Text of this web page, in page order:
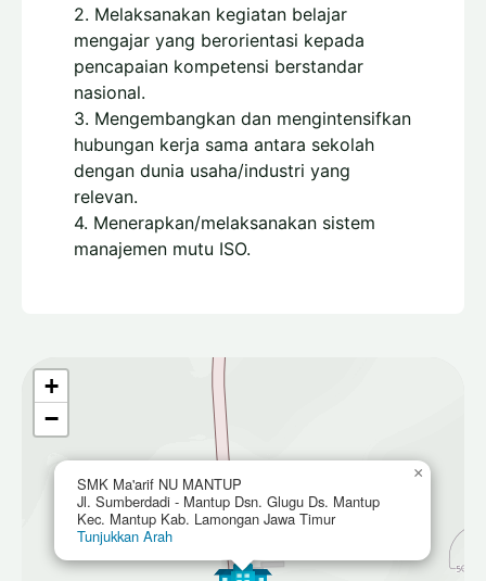
2. Melaksanakan kegiatan belajar
mengajar yang berorientasi kepada
pencapaian kompetensi berstandar
nasional.
3. Mengembangkan dan mengintensifkan
hubungan kerja sama antara sekolah
dengan dunia usaha/industri yang
relevan.
4. Menerapkan/melaksanakan sistem
manajemen mutu ISO.
SMK Ma'arif NU MANTUP
Jl. Sumberdadi - Mantup Dsn. Glugu Ds. Mantup
Kec. Mantup Kab. Lamongan Jawa Timur
Tunjukkan Arah
×
+
−